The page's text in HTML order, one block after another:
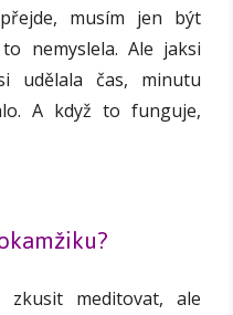
musím jen být
nemyslela. Ale jaksi
udělala čas, minutu
A když to funguje,
meditovat, ale